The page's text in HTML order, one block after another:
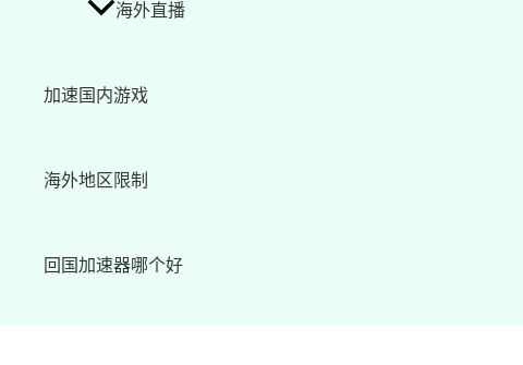
海外直播
加速国内游戏
海外地区限制
回国加速器哪个好